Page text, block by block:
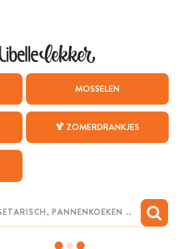
MOSSELEN
🍹 ZOMERDRANKJES